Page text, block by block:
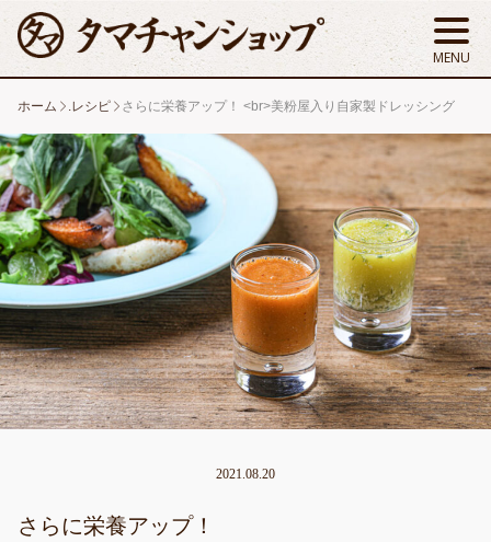
ホーム .レシピ さらに栄養アップ！ <br>美粉屋入り自家製ドレッシング
2021.08.20
さらに栄養アップ！